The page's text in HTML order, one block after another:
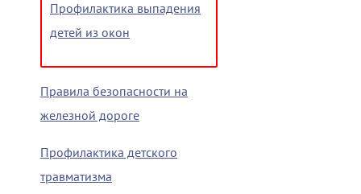
Профилактика выпадения
детей из окон
Правила безопасности на
железной дороге
Профилактика детского
травматизма